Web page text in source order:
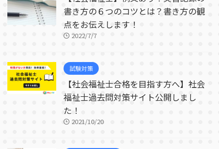
書き方の６つのコツとは？書き方の観
点をお伝えします！
2022/7/7
試験対策
【社会福祉士合格を目指す方へ】社会
福祉士過去問対策サイト公開しまし
た！
2021/10/20